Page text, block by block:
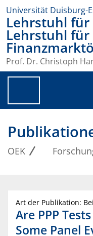
Universität Duisburg-
Lehrstuhl
Lehrstuhl für
Prof. Dr. Christoph
OEK
Art der Publikation:
Are PPP
Some Panel